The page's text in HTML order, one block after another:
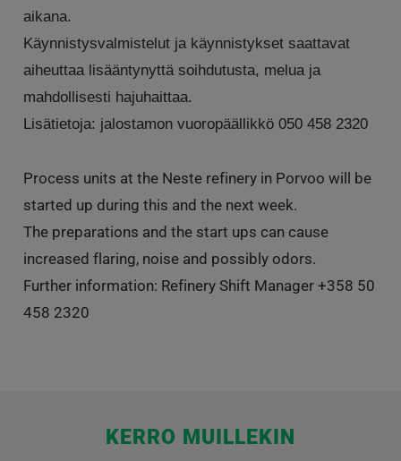
aikana.
Käynnistysvalmistelut ja käynnistykset saattavat
aiheuttaa lisääntynyttä soihdutusta, melua ja
mahdollisesti hajuhaittaa.
Lisätietoja: jalostamon vuoropäällikkö 050 458 2320
Process units at the Neste refinery in Porvoo will be
started up during this and the next week.
The preparations and the start ups can cause
increased flaring, noise and possibly odors.
Further information: Refinery Shift Manager +358 50
458 2320
KERRO MUILLEKIN